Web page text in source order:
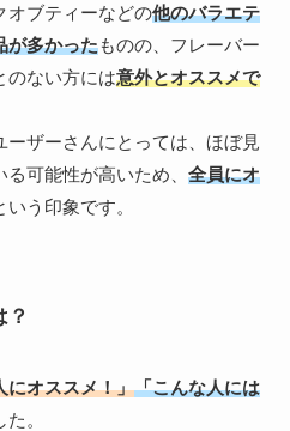
オブティーなどの他のバラエテ
が多かったものの、フレーバー
のない方には意外とオススメで
ザーさんにとっては、ほぼ見
可能性が高いため、 全員にオ
いう印象です。
？
にオススメ！」「こんな人には
。